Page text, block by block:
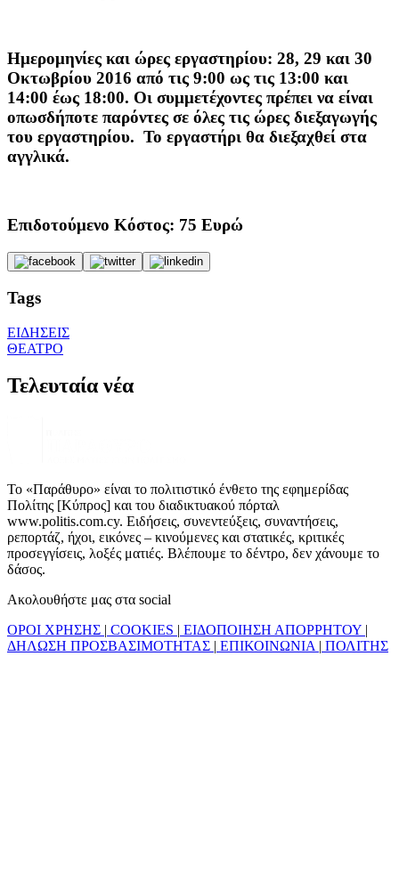
Ημερομηνίες και ώρες εργαστηρίου: 28, 29 και 30
Οκτωβρίου 2016 από τις 9:00 ως τις 13:00 και
14:00 έως 18:00. Οι συμμετέχοντες πρέπει να είναι
οπωσδήποτε παρόντες σε όλες τις ώρες διεξαγωγής
του εργαστηρίου. Το εργαστήρι θα διεξαχθεί στα
αγγλικά.
Επιδοτούμενο Κόστος: 75 Ευρώ
Tags
ΕΙΔΗΣΕΙΣ
ΘΕΑΤΡΟ
Τελευταία νέα
Το «Παράθυρο» είναι το πολιτιστικό ένθετο της εφημερίδας
Πολίτης [Κύπρος] και του διαδικτυακού πόρταλ
www.politis.com.cy. Ειδήσεις, συνεντεύξεις, συναντήσεις,
ρεπορτάζ, ήχοι, εικόνες – κινούμενες και στατικές, κριτικές
προσεγγίσεις, λοξές ματιές. Βλέπουμε το δέντρο, δεν χάνουμε το
δάσος.
Ακολουθήστε μας στα social
ΟΡΟΙ ΧΡΗΣΗΣ | COOKIES | ΕΙΔΟΠΟΙΗΣΗ ΑΠΟΡΡΗΤΟΥ |
ΔΗΛΩΣΗ ΠΡΟΣΒΑΣΙΜΟΤΗΤΑΣ | ΕΠΙΚΟΙΝΩΝΙΑ | ΠΟΛΙΤΗΣ